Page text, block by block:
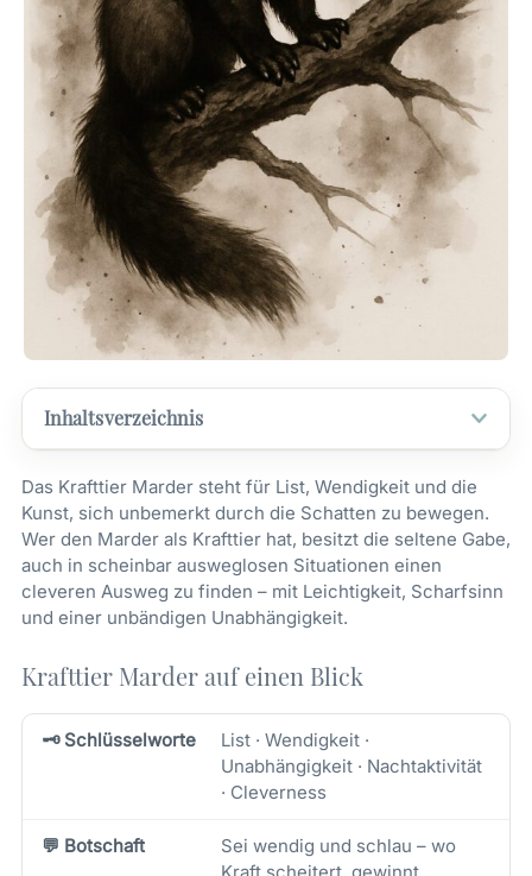
Inhaltsverzeichnis
Das Krafttier Marder steht für List, Wendigkeit und die
Kunst, sich unbemerkt durch die Schatten zu bewegen.
Wer den Marder als Krafttier hat, besitzt die seltene Gabe,
auch in scheinbar ausweglosen Situationen einen
cleveren Ausweg zu finden – mit Leichtigkeit, Scharfsinn
und einer unbändigen Unabhängigkeit.
Krafttier Marder auf einen Blick
🗝️ Schlüsselworte
List · Wendigkeit ·
Unabhängigkeit · Nachtaktivität
· Cleverness
💬 Botschaft
Sei wendig und schlau – wo